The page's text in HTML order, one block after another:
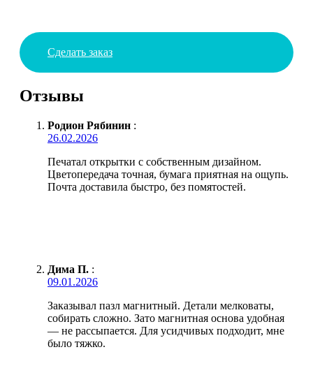
Сделать заказ
Отзывы
Родион Рябинин :
26.02.2026
Печатал открытки с собственным дизайном.
Цветопередача точная, бумага приятная на ощупь.
Почта доставила быстро, без помятостей.
Дима П. :
09.01.2026
Заказывал пазл магнитный. Детали мелковаты,
собирать сложно. Зато магнитная основа удобная
— не рассыпается. Для усидчивых подходит, мне
было тяжко.